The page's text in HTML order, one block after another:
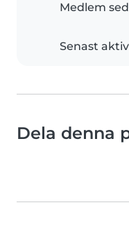
Medlem
Senast aktiv
Dela denna